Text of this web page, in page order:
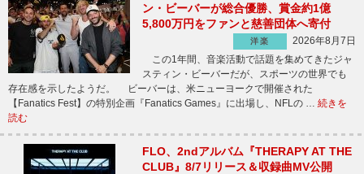
ン・ビーバーが総合優勝、賞金約1億
5,800万円をファンと慈善団体へ寄付
洋楽
2026年8月7日
この1年間、音楽活動で話題を集めてきたジャ
スティン・ビーバーだが、スポーツの世界でも
存在感を示したようだ。 ビーバーは、米ニューヨークで開催された
【Fanatics Fest】の特別企画『Fanatics Games』に出場し、NFLの … 続きを
読む
FLO、2ndアルバム『THERAPY AT THE
CLUB』8/7リリース＆収録曲MV公開